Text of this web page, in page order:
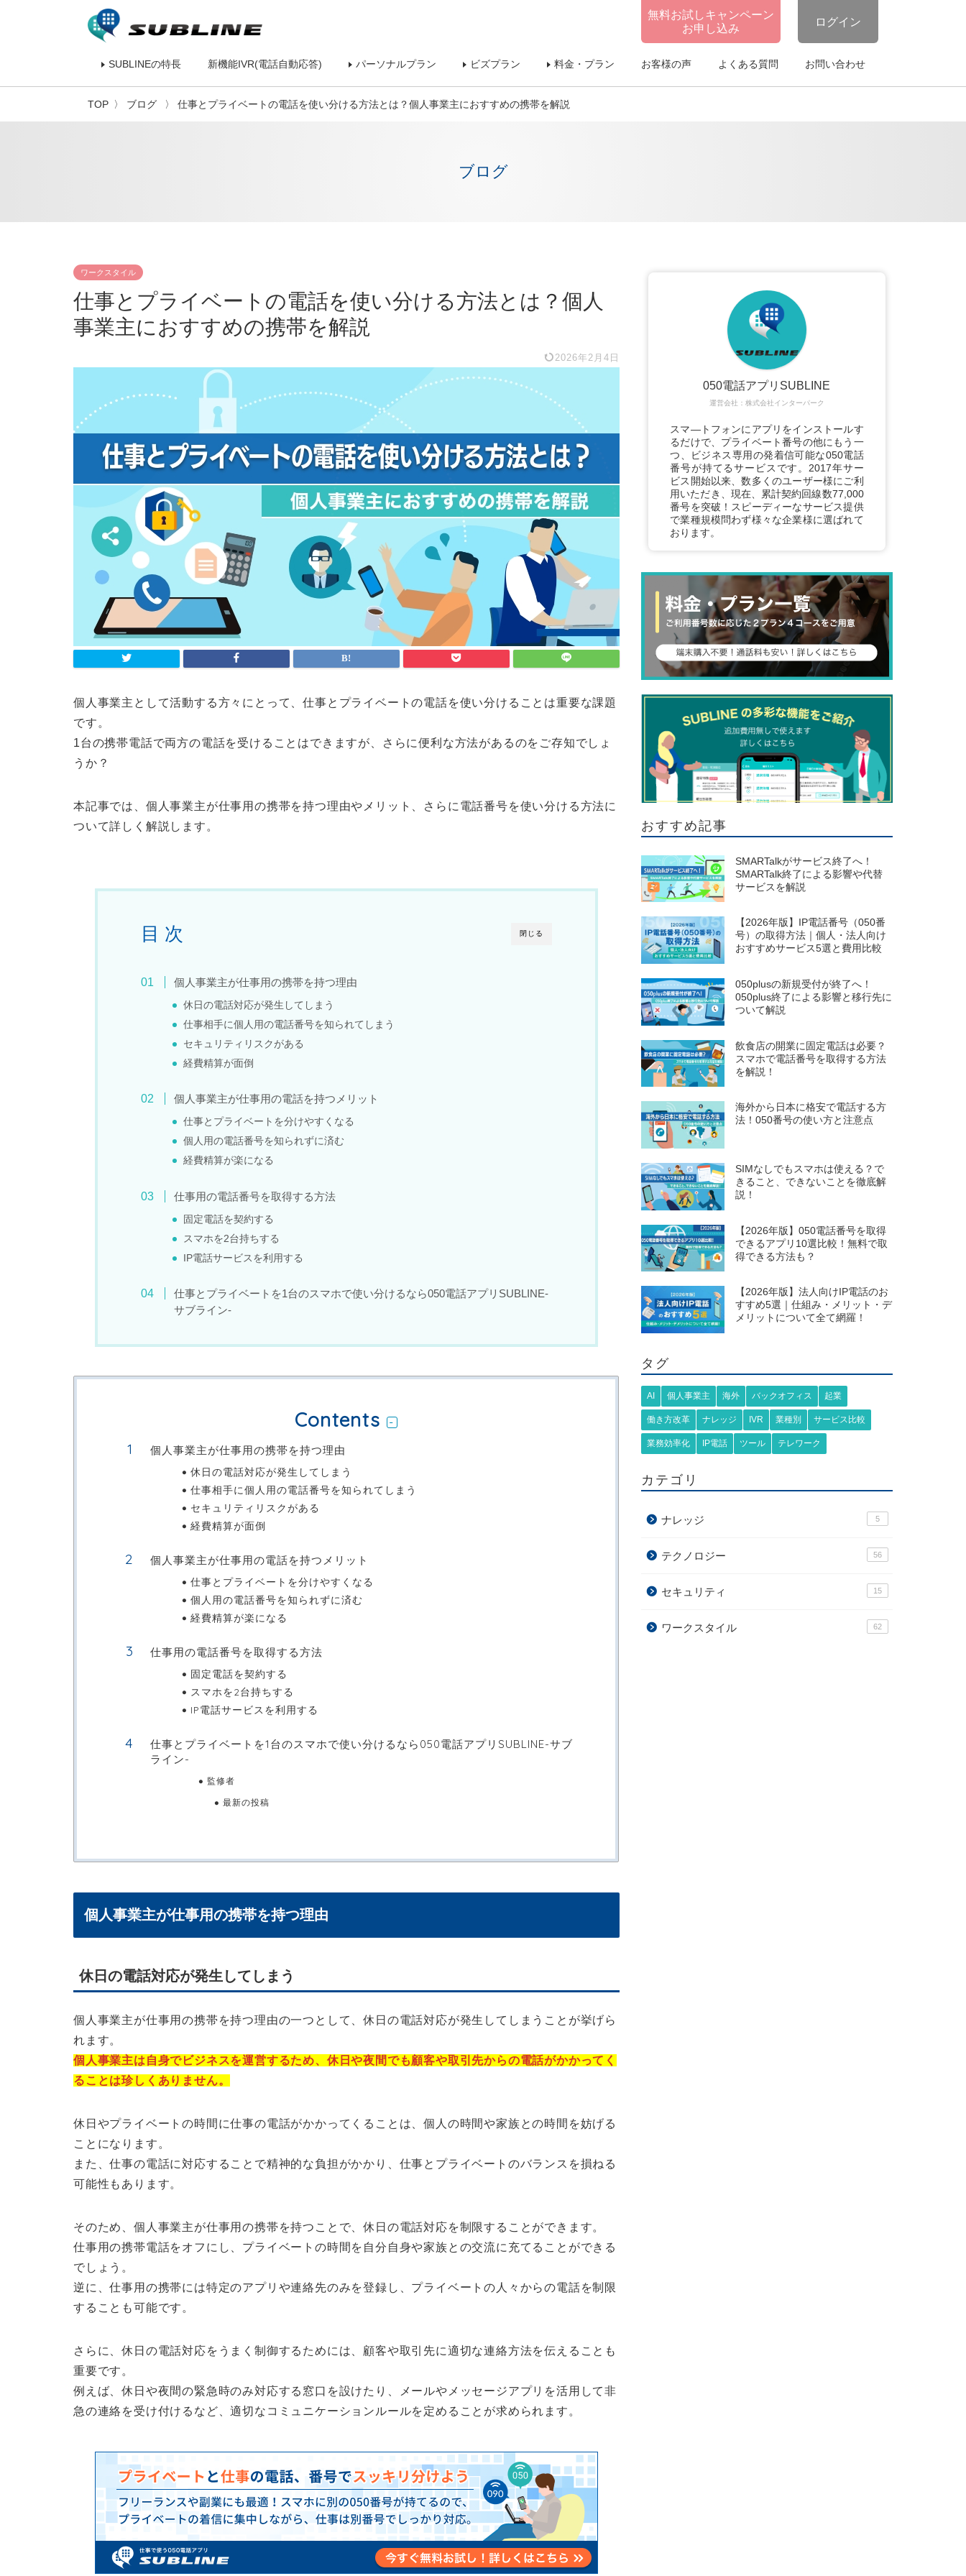
無料お試しキャンペーン
お申し込み
ログイン
SUBLINEの特長 新機能IVR(電話自動応答) パーソナルプラン ビズプラン 料金・プラン お客様の声 よくある質問 お問い合わせ
TOP ブログ 仕事とプライベートの電話を使い分ける方法とは？個人事業主におすすめの携帯を解説
ブログ
ワークスタイル
仕事とプライベートの電話を使い分ける方法とは？個人
事業主におすすめの携帯を解説
2026年2月4日
個人事業主として活動する方々にとって、仕事とプライベートの電話を使い分けることは重要な課題
です。
1台の携帯電話で両方の電話を受けることはできますが、さらに便利な方法があるのをご存知でしょ
うか？
本記事では、個人事業主が仕事用の携帯を持つ理由やメリット、さらに電話番号を使い分ける方法に
ついて詳しく解説します。
閉じる
目 次
個人事業主が仕事用の携帯を持つ理由
休日の電話対応が発生してしまう
仕事相手に個人用の電話番号を知られてしまう
セキュリティリスクがある
経費精算が面倒
個人事業主が仕事用の電話を持つメリット
仕事とプライベートを分けやすくなる
個人用の電話番号を知られずに済む
経費精算が楽になる
仕事用の電話番号を取得する方法
固定電話を契約する
スマホを2台持ちする
IP電話サービスを利用する
仕事とプライベートを1台のスマホで使い分けるなら050電話アプリSUBLINE-
サブライン-
Contents
個人事業主が仕事用の携帯を持つ理由
休日の電話対応が発生してしまう
仕事相手に個人用の電話番号を知られてしまう
セキュリティリスクがある
経費精算が面倒
個人事業主が仕事用の電話を持つメリット
仕事とプライベートを分けやすくなる
個人用の電話番号を知られずに済む
経費精算が楽になる
仕事用の電話番号を取得する方法
固定電話を契約する
スマホを2台持ちする
IP電話サービスを利用する
仕事とプライベートを1台のスマホで使い分けるなら050電話アプリSUBLINE-サブ
ライン-
監修者
最新の投稿
個人事業主が仕事用の携帯を持つ理由
休日の電話対応が発生してしまう
個人事業主が仕事用の携帯を持つ理由の一つとして、休日の電話対応が発生してしまうことが挙げら
れます。
個人事業主は自身でビジネスを運営するため、休日や夜間でも顧客や取引先からの電話がかかってく
ることは珍しくありません。
休日やプライベートの時間に仕事の電話がかかってくることは、個人の時間や家族との時間を妨げる
ことになります。
また、仕事の電話に対応することで精神的な負担がかかり、仕事とプライベートのバランスを損ねる
可能性もあります。
そのため、個人事業主が仕事用の携帯を持つことで、休日の電話対応を制限することができます。
仕事用の携帯電話をオフにし、プライベートの時間を自分自身や家族との交流に充てることができる
でしょう。
逆に、仕事用の携帯には特定のアプリや連絡先のみを登録し、プライベートの人々からの電話を制限
することも可能です。
さらに、休日の電話対応をうまく制御するためには、顧客や取引先に適切な連絡方法を伝えることも
重要です。
例えば、休日や夜間の緊急時のみ対応する窓口を設けたり、メールやメッセージアプリを活用して非
急の連絡を受け付けるなど、適切なコミュニケーションルールを定めることが求められます。
運営会社：株式会社インターパーク
050電話アプリSUBLINE
スマ―トフォンにアプリをインストールす
るだけで、プライベート番号の他にもう一
つ、ビジネス専用の発着信可能な050電話
番号が持てるサービスです。2017年サー
ビス開始以来、数多くのユーザー様にご利
用いただき、現在、累計契約回線数77,000
番号を突破！スピーディーなサービス提供
で業種規模問わず様々な企業様に選ばれて
おります。
おすすめ記事
SMARTalkがサービス終了へ！
SMARTalk終了による影響や代替
サービスを解説
【2026年版】IP電話番号（050番
号）の取得方法｜個人・法人向け
おすすめサービス5選と費用比較
050plusの新規受付が終了へ！
050plus終了による影響と移行先に
ついて解説
飲食店の開業に固定電話は必要？
スマホで電話番号を取得する方法
を解説！
海外から日本に格安で電話する方
法！050番号の使い方と注意点
SIMなしでもスマホは使える？で
きること、できないことを徹底解
説！
【2026年版】050電話番号を取得
できるアプリ10選比較！無料で取
得できる方法も？
【2026年版】法人向けIP電話のお
すすめ5選｜仕組み・メリット・デ
メリットについて全て網羅！
タグ
AI 個人事業主 海外 バックオフィス 起業
働き方改革 ナレッジ IVR 業種別 サービス比較
業務効率化 IP電話 ツール テレワーク
カテゴリ
ナレッジ 5
テクノロジー 56
セキュリティ 15
ワークスタイル 62